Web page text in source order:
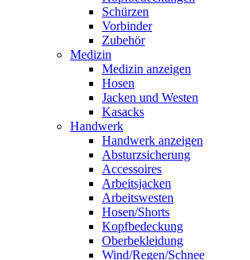
Schürzen
Vorbinder
Zubehör
Medizin
Medizin anzeigen
Hosen
Jacken und Westen
Kasacks
Handwerk
Handwerk anzeigen
Absturzsicherung
Accessoires
Arbeitsjacken
Arbeitswesten
Hosen/Shorts
Kopfbedeckung
Oberbekleidung
Wind/Regen/Schnee